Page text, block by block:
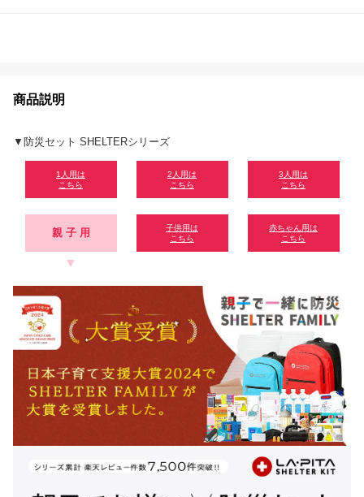
商品説明
▼防災セット SHELTERシリーズ
1人用は
こちら
2人用は
こちら
3人用は
こちら
親 子 用
子供用は
こちら
赤ちゃん用は
こちら
▼